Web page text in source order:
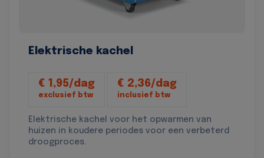
Elektrische kachel
€ 1,95/dag
exclusief btw
€ 2,36/dag
inclusief btw
Elektrische kachel voor het opwarmen van
huizen in koudere periodes voor een verbeterd
droogproces.